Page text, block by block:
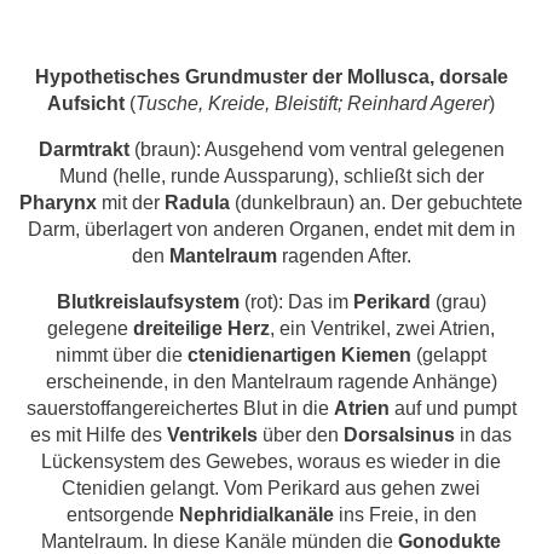
Hypothetisches Grundmuster der Mollusca, dorsale
Aufsicht (Tusche, Kreide, Bleistift; Reinhard Agerer)
Darmtrakt(braun): Ausgehend vom ventral gelegenen
Mund (helle, runde Aussparung), schließt sich der
Pharynx mit der Radula (dunkelbraun) an. Der gebuchtete
Darm, überlagert von anderen Organen, endet mit dem in
den Mantelraumragenden After.
Blutkreislaufsystem(rot): Das im Perikard (grau)
gelegene dreiteilige Herz, ein Ventrikel, zwei Atrien,
nimmt über die ctenidienartigen Kiemen (gelappt
erscheinende, in den Mantelraum ragende Anhänge)
sauerstoffangereichertes Blut in die Atrien auf und pumpt
es mit Hilfe des Ventrikels über den Dorsalsinus in das
Lückensystem des Gewebes, woraus es wieder in die
Ctenidien gelangt. Vom Perikard aus gehen zwei
entsorgende Nephridialkanäleins Freie, in den
Mantelraum. In diese Kanäle münden die Gonodukte